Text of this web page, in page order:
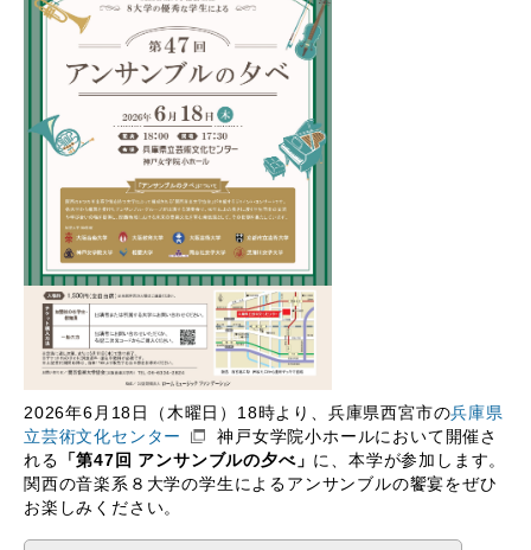
2026年6月18日（木曜日）18時より、兵庫県西宮市の兵庫県
立芸術文化センター
神戸女学院小ホールにおいて開催さ
れる
「第47回 アンサンブルの夕べ」 に、本学が参加します。
関西の音楽系８大学の学生によるアンサンブルの饗宴をぜひ
お楽しみください。